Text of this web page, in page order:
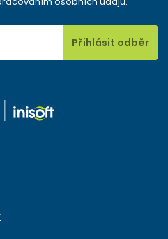
Přihlásit odběr